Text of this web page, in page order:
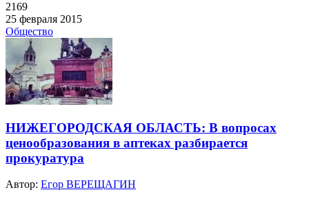
2169
25 февраля 2015
Общество
НИЖЕГОРОДСКАЯ ОБЛАСТЬ: В вопросах
ценообразования в аптеках разбирается
прокуратура
Автор: Егор ВЕРЕЩАГИН